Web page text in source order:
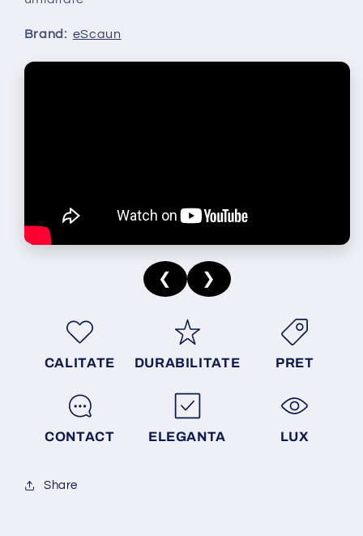
Brand: eScaun
❮ ❯
CALITATE DURABILITATE PRET
CONTACT ELEGANTA LUX
Share